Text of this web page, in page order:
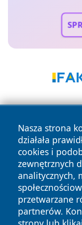
Nasza strona
działała
cookies i
zewnętrznych
analitycznych,
przetwarzane
partnerów.
Copyright © 2026
zastrzeżone.
News Autorzy